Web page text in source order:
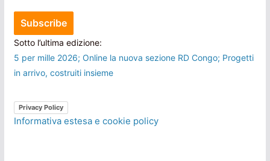
Sotto l’ultima edizione:
5 per mille 2026; Online la nuova sezione RD Congo; Progetti
in arrivo, costruiti insieme
Privacy Policy
Informativa estesa e cookie policy